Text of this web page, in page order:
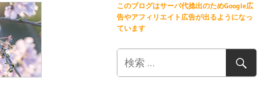
このブログはサーバ代捻出のためGoogle広
告やアフィリエイト広告が出るようになっ
ています